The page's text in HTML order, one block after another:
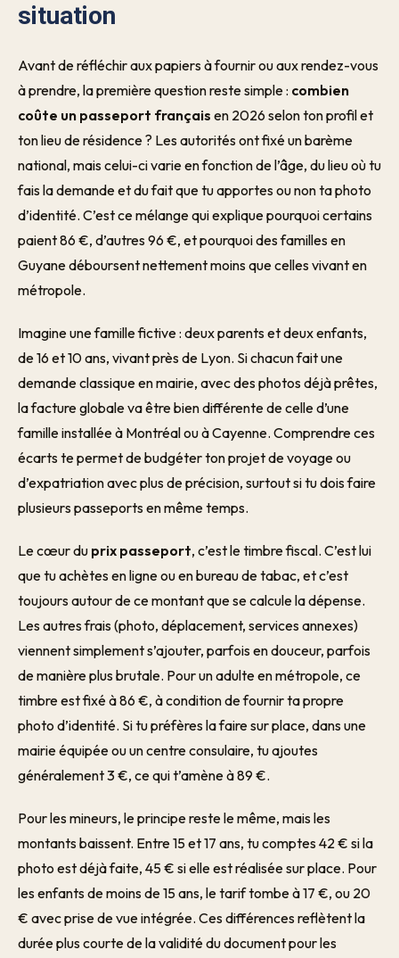
situation
Avant de réfléchir aux papiers à fournir ou aux rendez-vous
à prendre, la première question reste simple : combien
coûte un passeport français en 2026 selon ton profil et
ton lieu de résidence ? Les autorités ont fixé un barème
national, mais celui-ci varie en fonction de l’âge, du lieu où tu
fais la demande et du fait que tu apportes ou non ta photo
d’identité. C’est ce mélange qui explique pourquoi certains
paient 86 €, d’autres 96 €, et pourquoi des familles en
Guyane déboursent nettement moins que celles vivant en
métropole.
Imagine une famille fictive : deux parents et deux enfants,
de 16 et 10 ans, vivant près de Lyon. Si chacun fait une
demande classique en mairie, avec des photos déjà prêtes,
la facture globale va être bien différente de celle d’une
famille installée à Montréal ou à Cayenne. Comprendre ces
écarts te permet de budgéter ton projet de voyage ou
d’expatriation avec plus de précision, surtout si tu dois faire
plusieurs passeports en même temps.
Le cœur du prix passeport, c’est le timbre fiscal. C’est lui
que tu achètes en ligne ou en bureau de tabac, et c’est
toujours autour de ce montant que se calcule la dépense.
Les autres frais (photo, déplacement, services annexes)
viennent simplement s’ajouter, parfois en douceur, parfois
de manière plus brutale. Pour un adulte en métropole, ce
timbre est fixé à 86 €, à condition de fournir ta propre
photo d’identité. Si tu préfères la faire sur place, dans une
mairie équipée ou un centre consulaire, tu ajoutes
généralement 3 €, ce qui t’amène à 89 €.
Pour les mineurs, le principe reste le même, mais les
montants baissent. Entre 15 et 17 ans, tu comptes 42 € si la
photo est déjà faite, 45 € si elle est réalisée sur place. Pour
les enfants de moins de 15 ans, le tarif tombe à 17 €, ou 20
€ avec prise de vue intégrée. Ces différences reflètent la
durée plus courte de la validité du document pour les